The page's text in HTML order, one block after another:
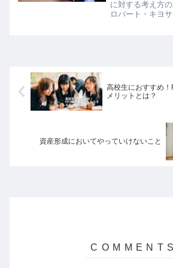
に対する考え方
ロバート・キヨ
術について解説
ネス書に触れる方
高校生におすすめ
メリットとは？
資産形成においてやっていけないこと